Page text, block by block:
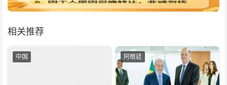
相关推荐
中国 阿根廷